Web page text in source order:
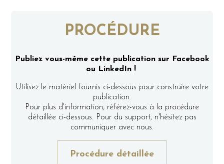
PROCÉDURE
Publiez vous-même cette publication sur Facebook
ou LinkedIn !
Utilisez le matériel fournis ci-dessous pour construire votre
publication.
Pour plus d'information, référez-vous à la procédure
détaillée ci-dessous. Pour du support, n'hésitez pas
communiquer avec nous.
Procédure détaillée